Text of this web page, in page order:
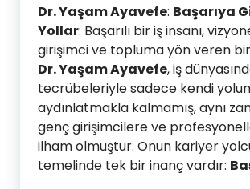
Dr. Yaşam Ayavefe: Başarıya
Yollar: Başarılı bir iş insanı,
girişimci ve topluma yön veren
Dr. Yaşam Ayavefe, iş
tecrübeleriyle sadece kendi
aydınlatmakla kalmamış, aynı
genç girişimcilere ve
ilham olmuştur. Onun kariyer
temelinde tek bir inanç vardır: